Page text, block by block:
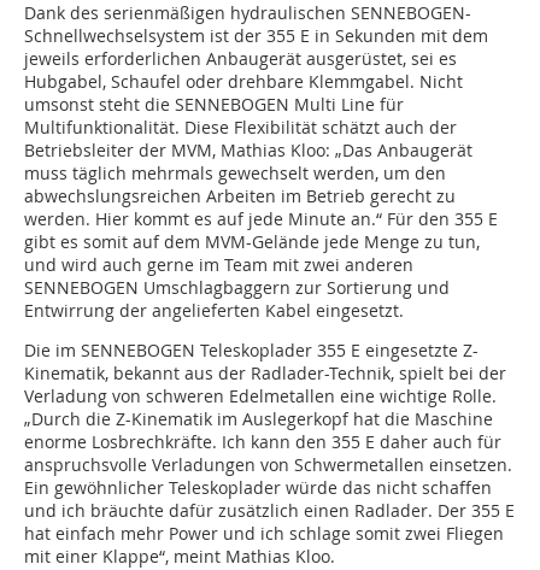
Dank des serienmäßigen hydraulischen SENNEBOGEN-
Schnellwechselsystem ist der 355 E in Sekunden mit dem
jeweils erforderlichen Anbaugerät ausgerüstet, sei es
Hubgabel, Schaufel oder drehbare Klemmgabel. Nicht
umsonst steht die SENNEBOGEN Multi Line für
Multifunktionalität. Diese Flexibilität schätzt auch der
Betriebsleiter der MVM, Mathias Kloo: „Das Anbaugerät
muss täglich mehrmals gewechselt werden, um den
abwechslungsreichen Arbeiten im Betrieb gerecht zu
werden. Hier kommt es auf jede Minute an.“ Für den 355 E
gibt es somit auf dem MVM-Gelände jede Menge zu tun,
und wird auch gerne im Team mit zwei anderen
SENNEBOGEN Umschlagbaggern zur Sortierung und
Entwirrung der angelieferten Kabel eingesetzt.
Die im SENNEBOGEN Teleskoplader 355 E eingesetzte Z-
Kinematik, bekannt aus der Radlader-Technik, spielt bei der
Verladung von schweren Edelmetallen eine wichtige Rolle.
„Durch die Z-Kinematik im Auslegerkopf hat die Maschine
enorme Losbrechkräfte. Ich kann den 355 E daher auch für
anspruchsvolle Verladungen von Schwermetallen einsetzen.
Ein gewöhnlicher Teleskoplader würde das nicht schaffen
und ich bräuchte dafür zusätzlich einen Radlader. Der 355 E
hat einfach mehr Power und ich schlage somit zwei Fliegen
mit einer Klappe“, meint Mathias Kloo.